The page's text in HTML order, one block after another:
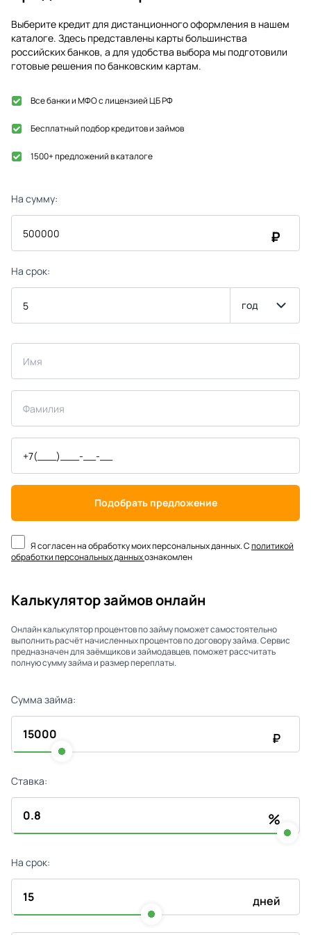
Выберите кредит для дистанционного оформления в нашем
каталоге. Здесь представлены карты большинства
российских банков, а для удобства выбора мы подготовили
готовые решения по банковским картам.
Все банки и МФО с лицензией ЦБ РФ
Бесплатный подбор кредитов и займов
1500+ предложений в каталоге
На сумму:
₽
На срок:
год
Подобрать предложение
Я согласен на обработку моих персональных данных. Сполитикой
обработки персональных данныхознакомлен
Калькулятор займов онлайн
Онлайн калькулятор процентов по займу поможет самостоятельно
выполнить расчёт начисленных процентов по договору займа. Сервис
предназначен для заёмщиков и займодавцев, поможет рассчитать
полную сумму займа и размер переплаты.
Сумма займа:
₽
Ставка:
%
На срок:
дней